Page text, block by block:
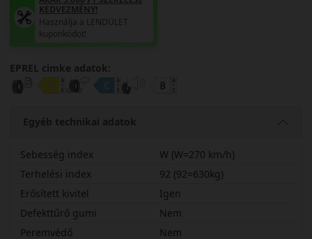
KEDVEZMÉNY!
Használja a LENDÜLET
kuponkódot!
EPREL cimke adatok:
Egyéb technikai adatok
Sebesség index
W (W=270 km/h)
Terhelési index
92 (92=630kg)
Erősített kivitel
Igen
Defekttűrő gumi
Nem
Peremvédő
Nem